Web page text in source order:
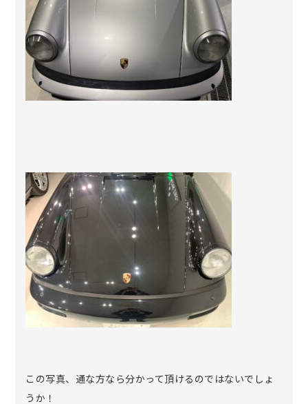
この写真、通な方なら分かって頂けるのではないでしょ
うか！